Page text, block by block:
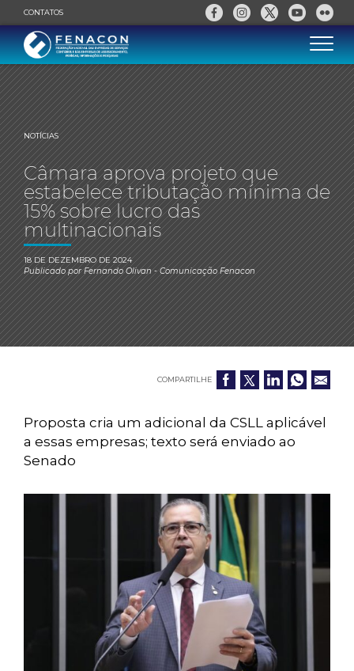
CONTATOS
NOTÍCIAS
Câmara aprova projeto que
estabelece tributação mínima de
15% sobre lucro das
multinacionais
18 DE DEZEMBRO DE 2024
Publicado porFernando Olivan- Comunicação Fenacon
COMPARTILHE
Proposta cria um adicional da CSLL aplicável
a essas empresas; texto será enviado ao
Senado